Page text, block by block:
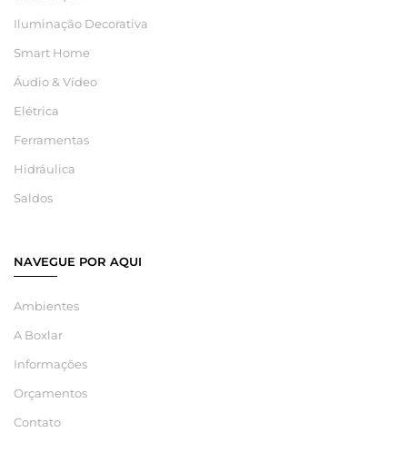
Iluminação Decorativa
Smart Home
Áudio & Vídeo
Elétrica
Ferramentas
Hidráulica
Saldos
NAVEGUE POR AQUI
Ambientes
A Boxlar
Informações
Orçamentos
Contato